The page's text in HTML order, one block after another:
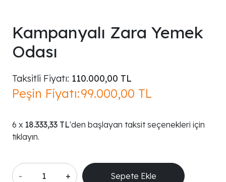
Kampanyalı Zara Yemek
Odası
Taksitli Fiyatı: 110.000,00 TL
Peşin Fiyatı:99.000,00 TL
18.333,33 TL'den başlayan taksit seçenekleri için
tıklayın.
- +